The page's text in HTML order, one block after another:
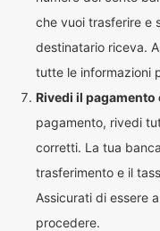
che vuoi trasferire e
destinatario riceva.
tutte le informazioni
Rivedi il pagamento
pagamento, rivedi
corretti. La tua
trasferimento e il
Assicurati di essere
procedere.